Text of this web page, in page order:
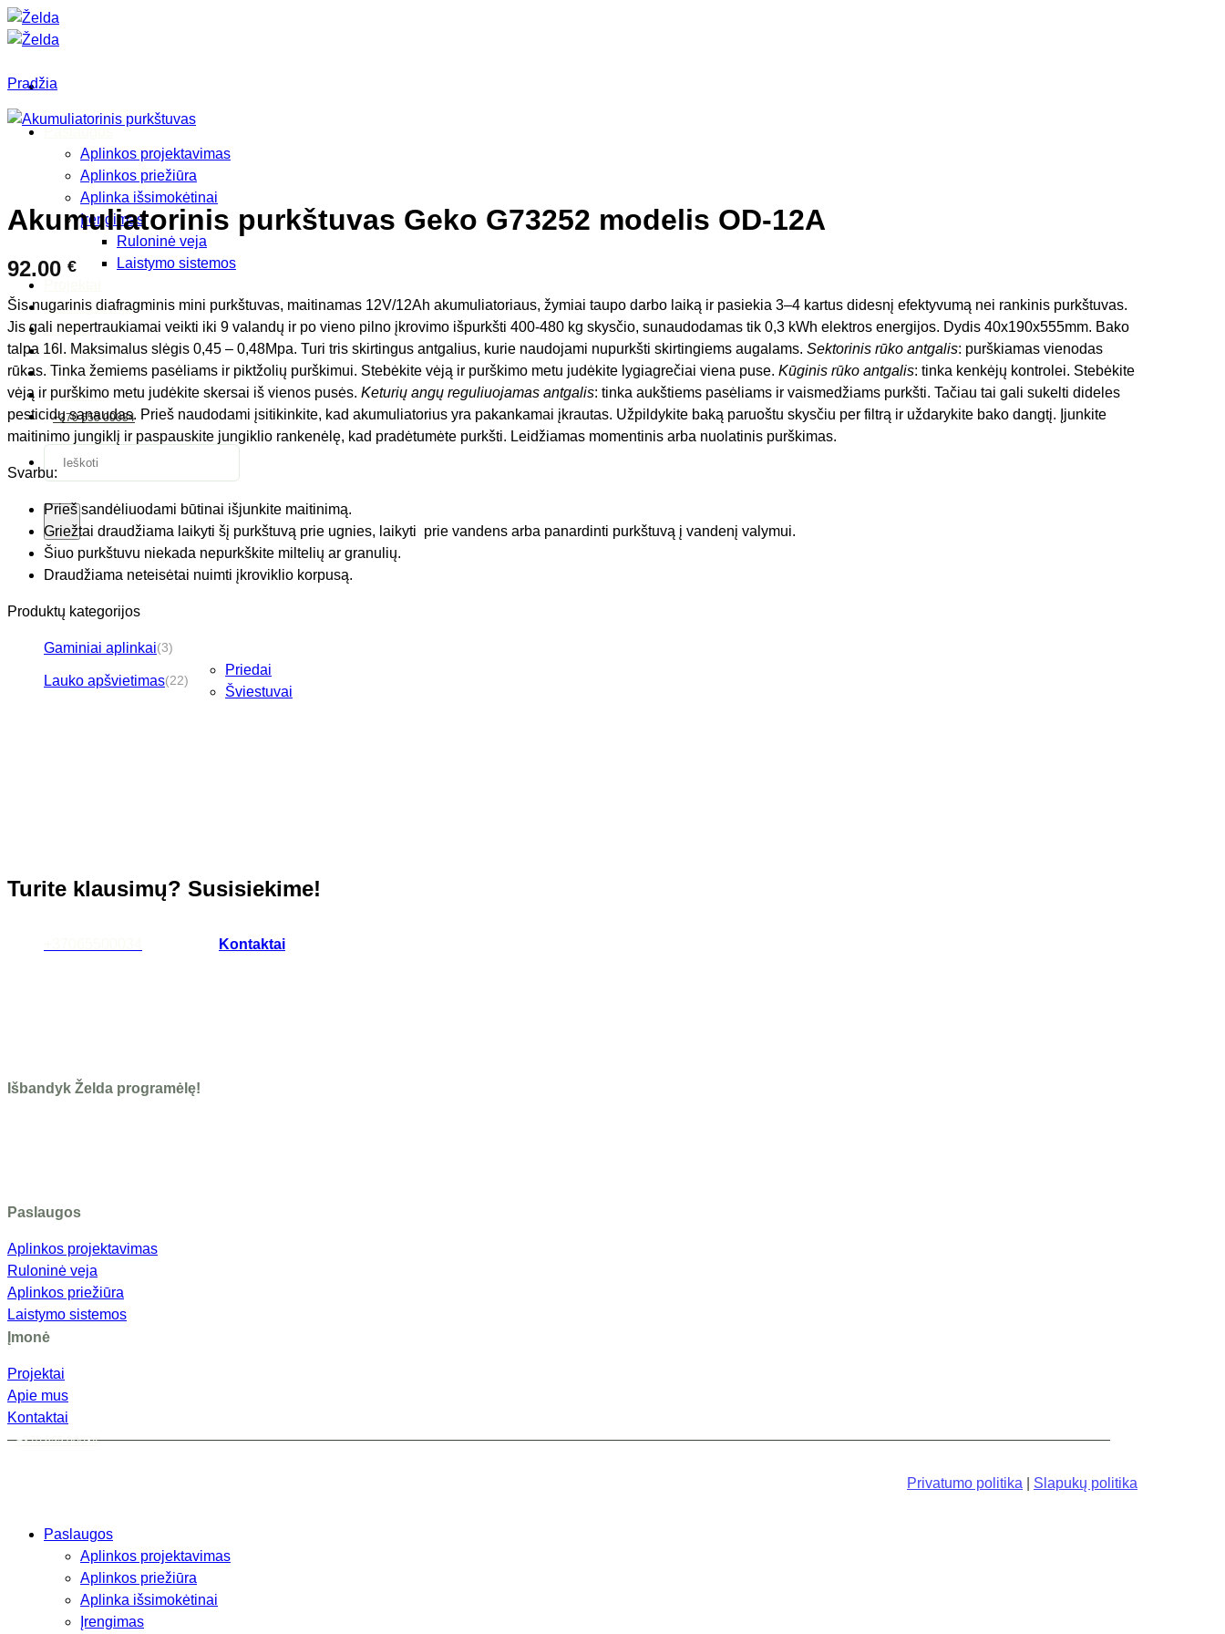
Skip
to
Aplinkos projektavimas
Aplinkos priežiūra
Aplinka išsimokėtinai
Įrengimas
Ruloninė veja
Laistymo sistemos
Video galerija
Augalai
Naujienos
Apie Mus
Kontaktai
+370 655 00034
Pradžia
Akumuliatorinis purkštuvas Geko G73252 modelis OD-12A
92.00 €
Šis nugarinis diafragminis mini purkštuvas, maitinamas 12V/12Ah akumuliatoriaus, žymiai taupo darbo laiką ir pasiekia 3–4 kartus didesnį efektyvumą nei rankinis purkštuvas.
Jis gali nepertraukiamai veikti iki 9 valandų ir po vieno pilno įkrovimo išpurkšti 400-480 kg skysčio, sunaudodamas tik 0,3 kWh elektros energijos. Dydis 40x190x555mm. Bako
talpa 16l. Maksimalus slėgis 0,45 – 0,48Mpa. Turi tris skirtingus antgalius, kurie naudojami nupurkšti skirtingiems augalams. Sektorinis rūko antgalis: purškiamas vienodas
rūkas. Tinka žemiems pasėliams ir piktžolių purškimui. Stebėkite vėją ir purškimo metu judėkite lygiagrečiai viena puse. Kūginis rūko antgalis: tinka kenkėjų kontrolei. Stebėkite
vėją ir purškimo metu judėkite skersai iš vienos pusės. Keturių angų reguliuojamas antgalis: tinka aukštiems pasėliams ir vaismedžiams purkšti. Tačiau tai gali sukelti dideles
pesticidų sąnaudas. Prieš naudodami įsitikinkite, kad akumuliatorius yra pakankamai įkrautas. Užpildykite baką paruoštu skysčiu per filtrą ir uždarykite bako dangtį. Įjunkite
maitinimo jungiklį ir paspauskite jungiklio rankenėlę, kad pradėtumėte purkšti. Leidžiamas momentinis arba nuolatinis purškimas.
Svarbu:
Prieš sandėliuodami būtinai išjunkite maitinimą.
Griežtai draudžiama laikyti šį purkštuvą prie ugnies, laikyti prie vandens arba panardinti purkštuvą į vandenį valymui.
Šiuo purkštuvu niekada nepurkškite miltelių ar granulių.
Draudžiama neteisėtai nuimti įkroviklio korpusą.
Produktų kategorijos
Gaminiai aplinkai(3)
Lauko apšvietimas(22)
Priedai
Šviestuvai
Turite klausimų? Susisiekime!
Kontaktai
Išbandyk Želda programėlę!
Paslaugos
Aplinkos projektavimas
Ruloninė veja
Aplinkos priežiūra
Laistymo sistemos
Įmonė
Projektai
Apie mus
Kontaktai
+370 655 00034
Privatumo politika Slapukų politika
Paslaugos
Aplinkos projektavimas
Aplinkos priežiūra
Aplinka išsimokėtinai
Įrengimas